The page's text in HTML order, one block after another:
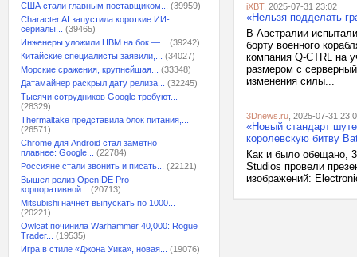
США стали главным поставщиком...
(39959)
Character.AI запустила короткие ИИ-
сериалы...
(39465)
Инженеры уложили HBM на бок —...
(39242)
Китайские специалисты заявили,...
(34027)
Морские сражения, крупнейшая...
(33348)
Датамайнер раскрыл дату релиза...
(32245)
Тысячи сотрудников Google требуют...
(28329)
Thermaltake представила блок питания,...
(26571)
Chrome для Android стал заметно
плавнее: Google...
(22784)
Россияне стали звонить и писать...
(22121)
Вышел релиз OpenIDE Pro —
корпоративной...
(20713)
Mitsubishi начнёт выпускать по 1000...
(20221)
Owlcat починила Warhammer 40,000: Rogue
Trader...
(19535)
Игра в стиле «Джона Уика», новая...
(19076)
iXBT, 2025-07-31 23:02
«Нельзя подделать
В Австралии
борту военного
компания Q-CTRL на
размером с
изменения силы...
3Dnews.ru , 2025-07-31
«Новый стандарт
королевскую битву
Как и было обещано,
Studios провели
изображений: